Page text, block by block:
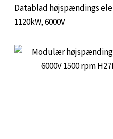
Datablad højspændings
1120kW, 6000V